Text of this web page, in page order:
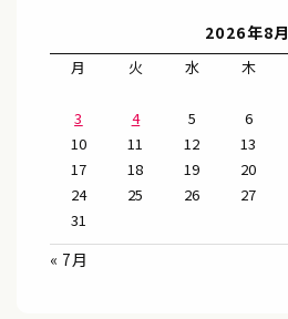
2026年8月
月 火 水 木
3
4 5 6
10
11 12 13
17
18 19 20
24
25 26 27
31
« 7月